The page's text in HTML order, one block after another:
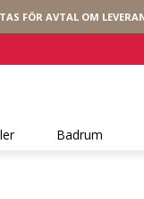
FÖR AVTAL OM
Badrum